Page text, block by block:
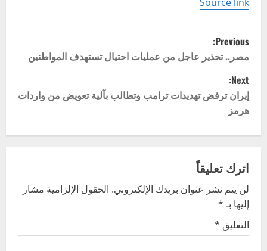
P
o
s
t
n
a
v
i
g
Previous:
مصر.. تحذير عاجل من عمليات احتيال تستهدف المواطنين
Next:
إيران ترفض تهديدات ترامب وتطالب بآلية تعويض من واردات
هرمز
اترك تعليقاً
لن يتم نشر عنوان بريدك الإلكتروني. الحقول الإلزامية مشار
إليها بـ*
التعليق *